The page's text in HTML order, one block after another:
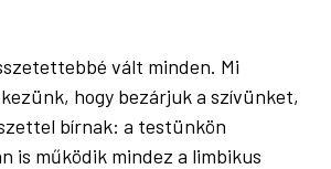
vált minden. Mi
hogy bezárjuk a szívünket,
bírnak: a testünkön
is működik mindez a limbikus